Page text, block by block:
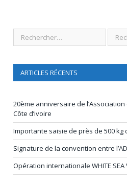
ARTICLES RÉCENTS
20ème anniversaire de
Côte d’ivoire
Importante saisie de près de 500 kg
Signature de la convention entre
Opération internationale WHITE SEA